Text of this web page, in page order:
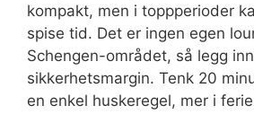
kompakt, men i toppperioder
spise tid. Det er ingen egen
Schengen-området, så legg
sikkerhetsmargin. Tenk 20
en enkel huskeregel, mer i